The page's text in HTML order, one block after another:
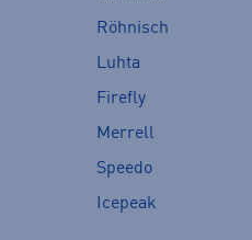
Röhnisch
Luhta
Firefly
Merrell
Speedo
Icepeak